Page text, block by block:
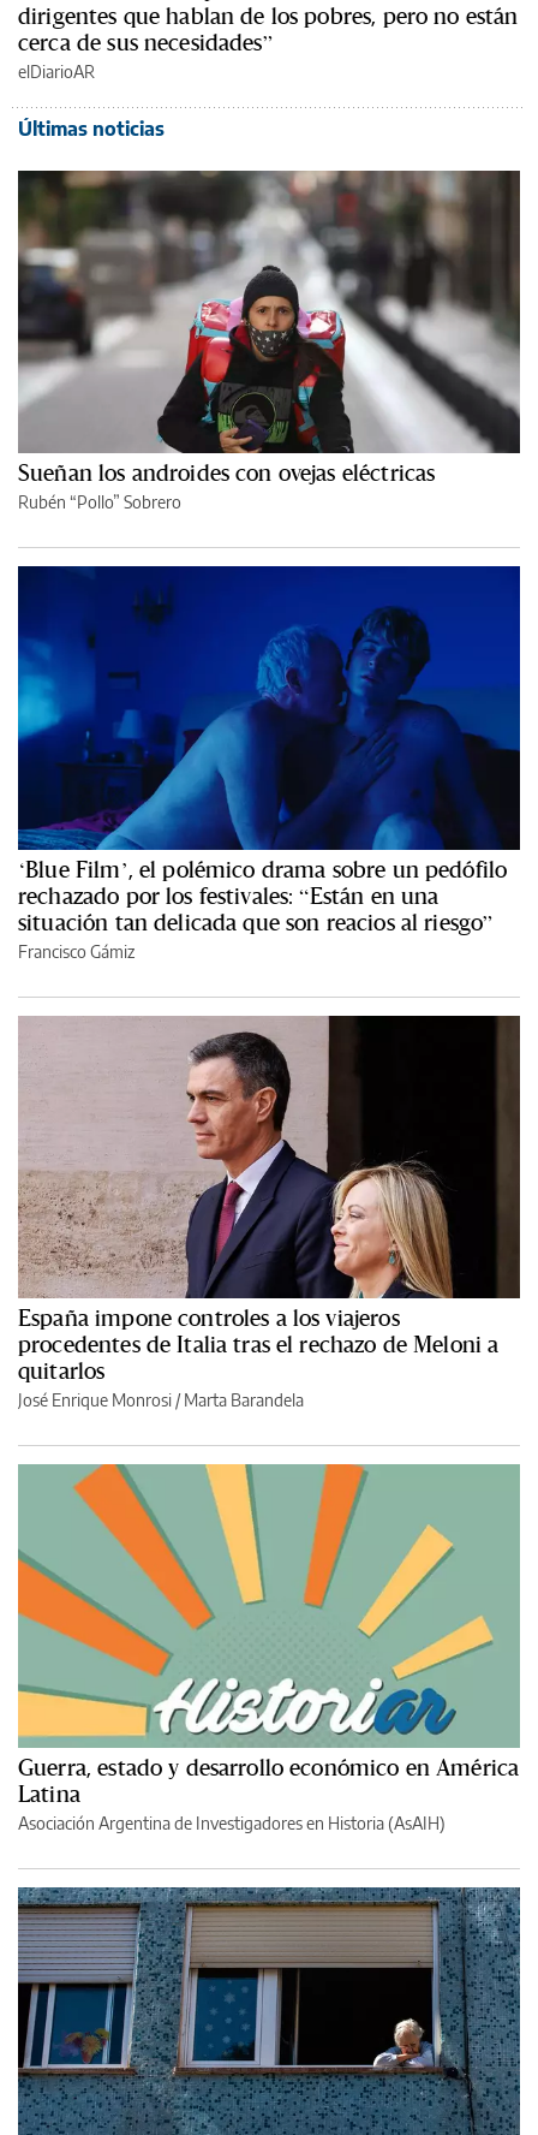
dirigentes que hablan de los pobres, pero no están
cerca de sus necesidades”
elDiarioAR
Últimas noticias
Sueñan los androides con ovejas eléctricas
Rubén “Pollo” Sobrero
‘Blue Film’, el polémico drama sobre un pedófilo
rechazado por los festivales: “Están en una
situación tan delicada que son reacios al riesgo”
Francisco Gámiz
España impone controles a los viajeros
procedentes de Italia tras el rechazo de Meloni a
quitarlos
José Enrique Monrosi / Marta Barandela
Guerra, estado y desarrollo económico en América
Latina
Asociación Argentina de Investigadores en Historia (AsAIH)